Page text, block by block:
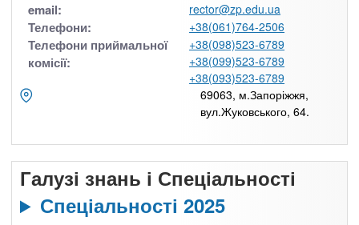
email: rector@zp.edu.ua
Телефони: +38(061)764-2506
Телефони приймальної
комісії:
+38(098)523-6789
+38(099)523-6789
+38(093)523-6789
69063, м.Запоріжжя,
вул.Жуковського, 64.
Галузі знань і Спеціальності
Спеціальності 2025